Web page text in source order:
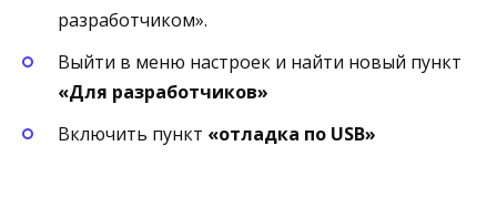
разработчиком».
Выйти в меню настроек и найти новый пункт
«Для разработчиков»
Включить пункт «отладка по USB»